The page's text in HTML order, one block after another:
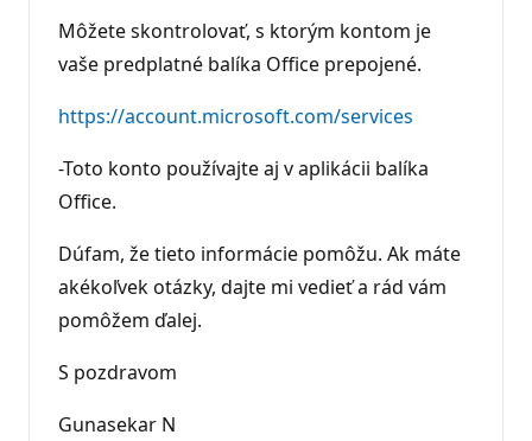
Môžete skontrolovať, s ktorým kontom je
vaše predplatné balíka Office prepojené.
https://account.microsoft.com/services
-Toto konto používajte aj v aplikácii balíka
Office.
Dúfam, že tieto informácie pomôžu. Ak máte
akékoľvek otázky, dajte mi vedieť a rád vám
pomôžem ďalej.
S pozdravom
Gunasekar N